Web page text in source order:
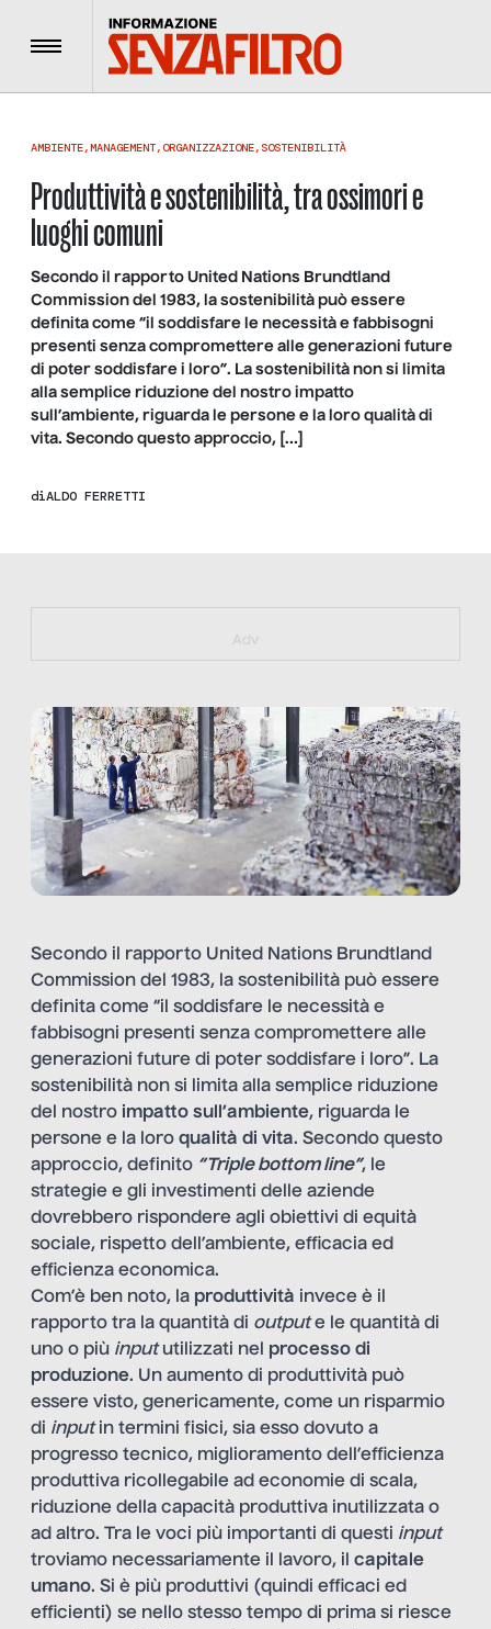
Menu
AMBIENTE,MANAGEMENT,ORGANIZZAZIONE, SOSTENIBILITÀ
Produttività e sostenibilità, tra ossimori e
luoghi comuni
Secondo il rapporto United Nations Brundtland
Commission del 1983, la sostenibilità può essere
definita come “il soddisfare le necessità e fabbisogni
presenti senza compromettere alle generazioni future
di poter soddisfare i loro”. La sostenibilità non si limita
alla semplice riduzione del nostro impatto
sull’ambiente, riguarda le persone e la loro qualità di
vita. Secondo questo approccio, […]
diALDO FERRETTI
https://bit.ly/muster_aggiornamento
Adv
Secondo il rapporto United Nations Brundtland
Commission del 1983, la sostenibilità può essere
definita come “il soddisfare le necessità e
fabbisogni presenti senza compromettere alle
generazioni future di poter soddisfare i loro”. La
sostenibilità non si limita alla semplice riduzione
del nostro impatto sull’ambiente, riguarda le
persone e la loro qualità di vita. Secondo questo
approccio, definito “Triple bottom line”, le
strategie e gli investimenti delle aziende
dovrebbero rispondere agli obiettivi di equità
sociale, rispetto dell’ambiente, efficacia ed
efficienza economica.
Com’è ben noto, la produttività invece è il
rapporto tra la quantità di outpute le quantità di
uno o più inpututilizzati nel processo di
produzione. Un aumento di produttività può
essere visto, genericamente, come un risparmio
di inputin termini fisici, sia esso dovuto a
progresso tecnico, miglioramento dell’efficienza
produttiva ricollegabile ad economie di scala,
riduzione della capacità produttiva inutilizzata o
ad altro. Tra le voci più importanti di questi input
troviamo necessariamente il lavoro, il capitale
umano. Si è più produttivi (quindi efficaci ed
efficienti) se nello stesso tempo di prima si riesce